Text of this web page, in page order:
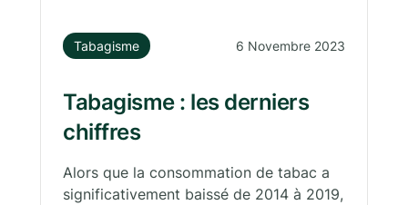
Tabagisme 6 Novembre 2023
Tabagisme : les derniers
chiffres
Alors que la consommation de tabac a
significativement baissé de 2014 à 2019,